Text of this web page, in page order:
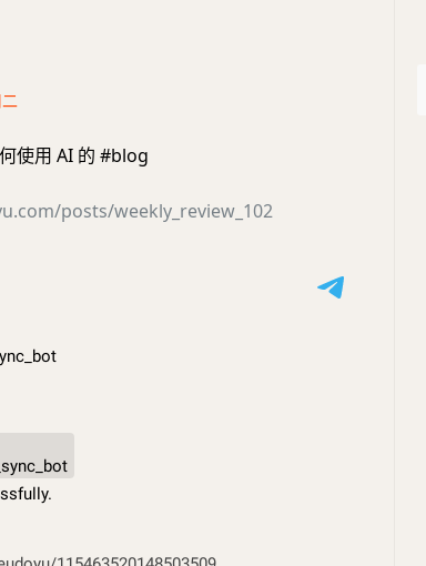
使用 AI 的 #blog
posts/weekly_review_102